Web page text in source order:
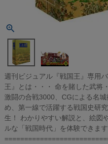
週刊ビジュアル『戦国王』専用
王』とは・・・ 命を賭した武将
激闘の合戦3000、CGによる名
め、第一線で活躍する戦国史研
生！ わかりやすい解説と、絵図
ルな「戦国時代」を体験できます